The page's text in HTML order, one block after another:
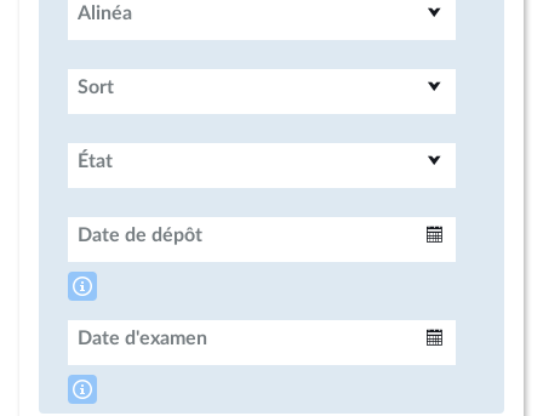
Alinéa
Sort
État
Date de dépôt
Date d'examen